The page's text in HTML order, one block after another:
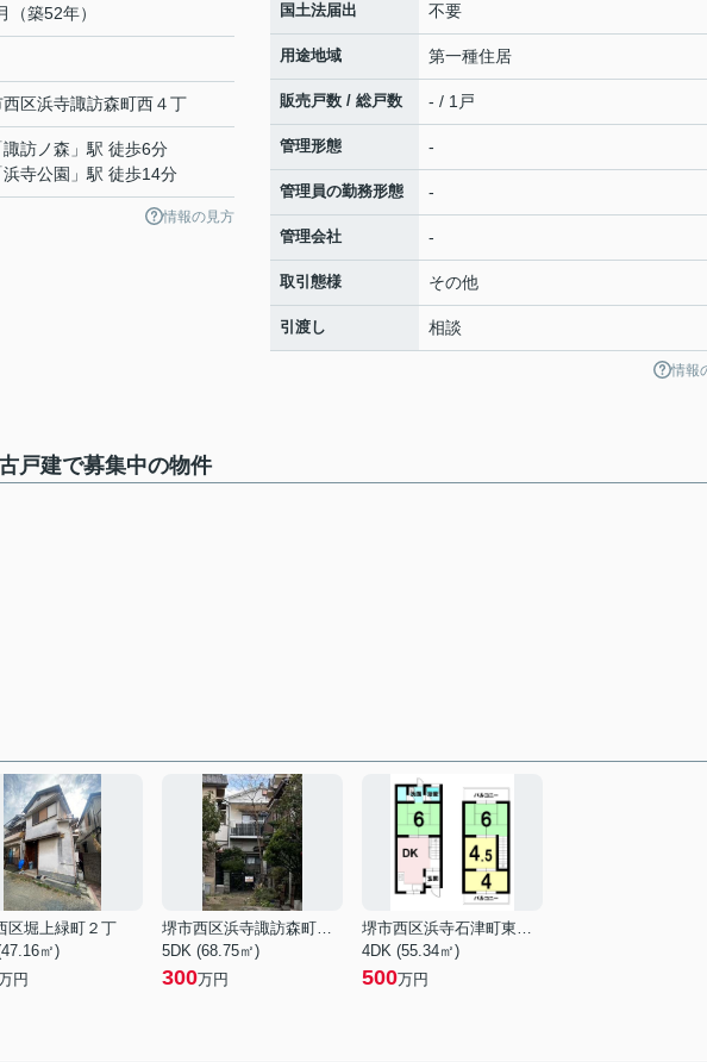
（築52年）
西区浜寺諏訪森町西４丁
諏訪ノ森 」駅 徒歩6分
浜寺公園 」駅 徒歩14分
情報の見方
国土法届出 不要
用途地域 第一種住居
販売戸数 / 総戸数 - / 1戸
管理形態 -
管理員の勤務形態 -
管理会社 -
取引態様 その他
引渡し 相談
情報
建で募集中の物件
区堀上緑町２丁
㎡)
円
堺市西区浜寺諏訪森町中１丁
5DK (68.75㎡)
300万円
堺市西区浜寺石津町東３丁
4DK (55.34㎡)
500万円